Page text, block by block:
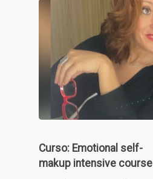
Curso: Emotional self-
makup intensive course